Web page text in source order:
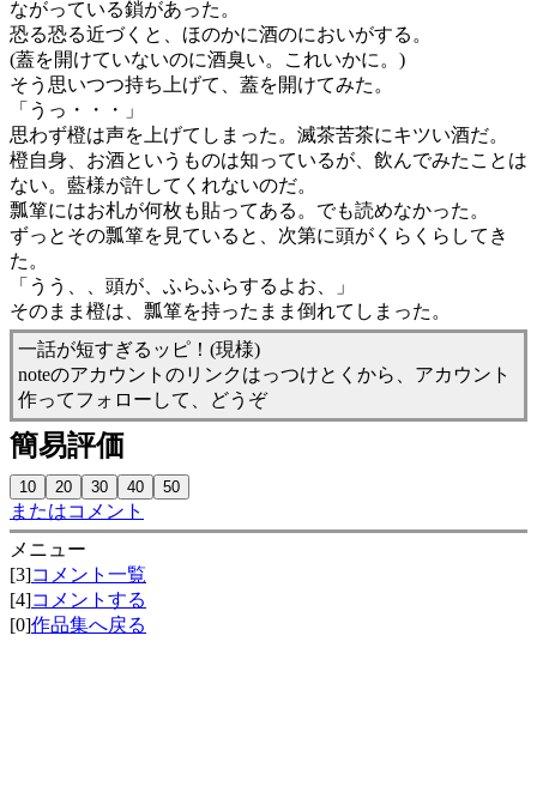
ながっている鎖があった。
恐る恐る近づくと、ほのかに酒のにおいがする。
(蓋を開けていないのに酒臭い。これいかに。)
そう思いつつ持ち上げて、蓋を開けてみた。
「うっ・・・」
思わず橙は声を上げてしまった。滅茶苦茶にキツい酒だ。
橙自身、お酒というものは知っているが、飲んでみたことは
ない。藍様が許してくれないのだ。
瓢箪にはお札が何枚も貼ってある。でも読めなかった。
ずっとその瓢箪を見ていると、次第に頭がくらくらしてき
た。
「うう、、頭が、ふらふらするよお、」
そのまま橙は、瓢箪を持ったまま倒れてしまった。
一話が短すぎるッピ！(現様)
noteのアカウントのリンクはっつけとくから、アカウント
作ってフォローして、どうぞ
簡易評価
またはコメント
メニュー
[3]コメント一覧
[4]コメントする
[0]作品集へ戻る